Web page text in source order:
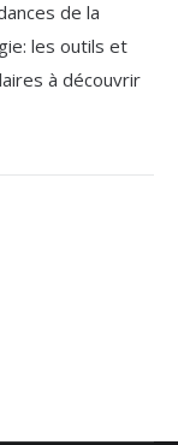
de la
les outils et
à découvrir